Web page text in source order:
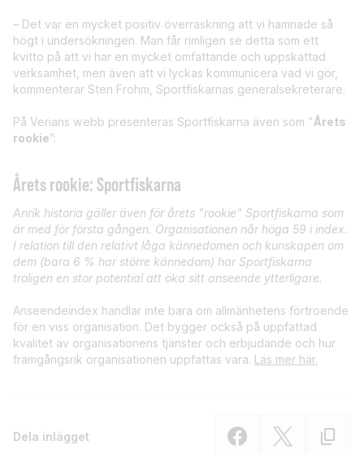
– Det var en mycket positiv överraskning att vi hamnade så
högt i undersökningen. Man får rimligen se detta som ett
kvitto på att vi har en mycket omfattande och uppskattad
verksamhet, men även att vi lyckas kommunicera vad vi gör,
kommenterar Sten Frohm, Sportfiskarnas generalsekreterare.
På Verians webb presenteras Sportfiskarna även som ”Årets
rookie”:
Årets rookie: Sportfiskarna
Anrik historia gäller även för årets ”rookie” Sportfiskarna som
är med för första gången. Organisationen når höga 59 i index.
I relation till den relativt låga kännedomen och kunskapen om
dem (bara 6 % har större kännedom) har Sportfiskarna
troligen en stor potential att öka sitt anseende ytterligare.
Anseendeindex handlar inte bara om allmänhetens förtroende
för en viss organisation. Det bygger också på uppfattad
kvalitet av organisationens tjänster och erbjudande och hur
framgångsrik organisationen uppfattas vara. Läs mer här.
Dela inlägget